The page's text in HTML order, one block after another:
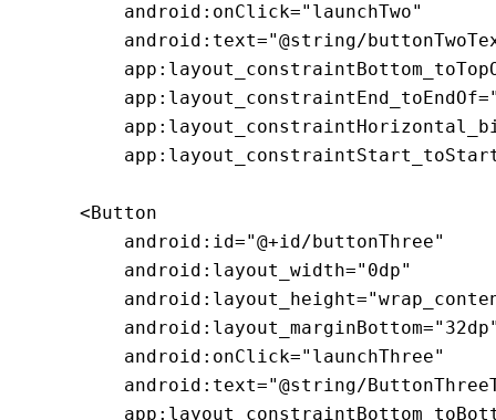
        android:onClick="launchTwo"
android:text="@string/
    <Button
        android:id="@+id/buttonThree"
        android:layout_width="0dp"
        android:onClick="launchThree"
android:text="@string/